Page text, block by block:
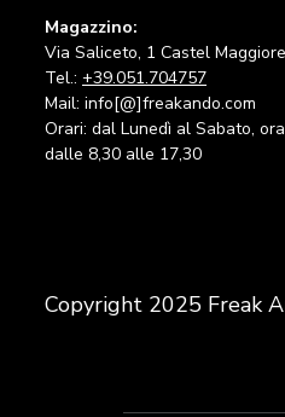
Magazzino:
Via Saliceto, 1 Castel
Tel.: +39.051.704757
Mail: info[@]freakando.com
Orari: dal Lunedì al Sabato,
dalle 8,30 alle 17,30
Copyright 2025 Freak